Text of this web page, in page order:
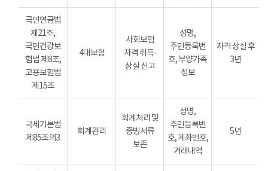
국민연금법
제21조,
국민건강보
험법 제8조,
고용보험법
제15조
4대보험
사회보험
자격 취득·
상실 신고
성명,
주민등록번
호, 부양가족
정보
자격 상실 후
3년
국세기본법
제85조의3
회계관리
회계처리 및
증빙서류
보존
성명,
주민등록번
호, 계좌번호,
거래내역
5년